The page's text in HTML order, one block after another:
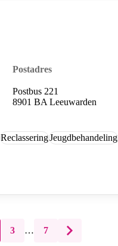
Postadres
Postbus 221
8901 BA Leeuwarden
ReclasseringJeugdbehandeling
3 … 7